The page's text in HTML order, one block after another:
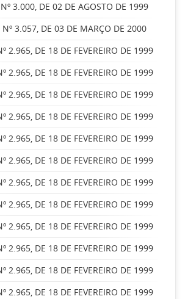
3.000, DE 02 DE AGOSTO DE 1999
Nº 3.057, DE 03 DE MARÇO DE 2000
2.965, DE 18 DE FEVEREIRO DE 1999
2.965, DE 18 DE FEVEREIRO DE 1999
2.965, DE 18 DE FEVEREIRO DE 1999
2.965, DE 18 DE FEVEREIRO DE 1999
2.965, DE 18 DE FEVEREIRO DE 1999
2.965, DE 18 DE FEVEREIRO DE 1999
2.965, DE 18 DE FEVEREIRO DE 1999
2.965, DE 18 DE FEVEREIRO DE 1999
2.965, DE 18 DE FEVEREIRO DE 1999
2.965, DE 18 DE FEVEREIRO DE 1999
2.965, DE 18 DE FEVEREIRO DE 1999
2.965, DE 18 DE FEVEREIRO DE 1999